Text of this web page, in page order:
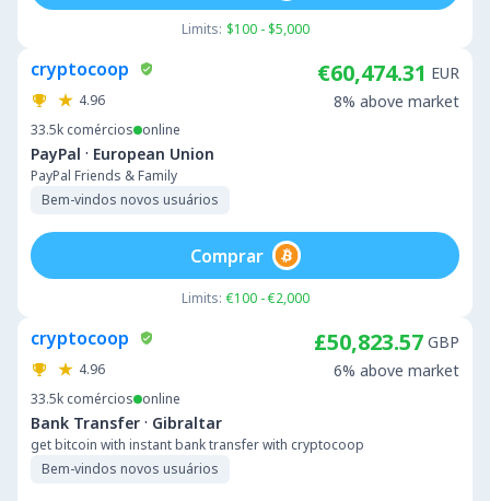
Limits: $100 - $5,000
cryptocoop
4.96
33.5k comércios online
PayPal · European Union
PayPal Friends & Family
Bem-vindos novos usuários
€60,474.31 EUR
8% above market
Limits: €100 - €2,000
Comprar
cryptocoop
4.96
33.5k comércios online
Bank Transfer · Gibraltar
get bitcoin with instant bank transfer with cryptocoop
Bem-vindos novos usuários
£50,823.57 GBP
6% above market